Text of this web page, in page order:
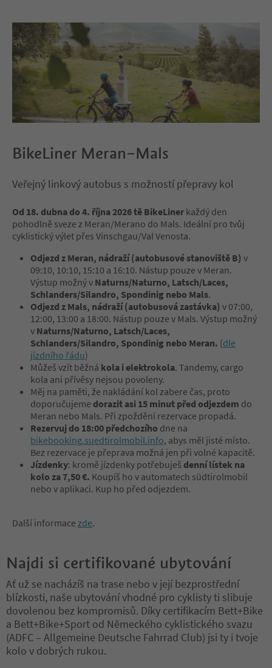
BikeLiner Meran–Mals
Veřejný linkový autobus s možností přepravy kol
Od 18. dubna do 4. října 2026 tě BikeLiner každý den
pohodlně sveze z Meran/Merano do Mals. Ideální pro tvůj
cyklistický výlet přes Vinschgau/Val Venosta.
Odjezd z Meran, nádraží (autobusové stanoviště B) v
09:10, 10:10, 15:10 a 16:10. Nástup pouze v Meran.
Výstup možný v Naturns/Naturno, Latsch/Laces,
Schlanders/Silandro, Spondinig nebo Mals.
Odjezd z Mals, nádraží (autobusová zastávka) v 07:00,
12:00, 13:00 a 18:00. Nástup pouze v Mals. Výstup možný
v Naturns/Naturno, Latsch/Laces,
Schlanders/Silandro, Spondinig nebo Meran. (dle
jízdního řádu)
Můžeš vzít běžná kola i elektrokola. Tandemy, cargo
kola ani přívěsy nejsou povoleny.
Měj na paměti, že nakládání kol zabere čas, proto
doporučujeme dorazit asi 15 minut před odjezdem do
Meran nebo Mals. Při zpoždění rezervace propadá.
Rezervuj do 18:00 předchozího dne na
bikebooking.suedtirolmobil.info, abys měl jisté místo.
Bez rezervace je přeprava možná jen při volné kapacitě.
Jízdenky: kromě jízdenky potřebuješ denní lístek na
kolo za 7,50 €. Koupíš ho v automatech südtirolmobil
nebo v aplikaci. Kup ho před odjezdem.
Další informace zde.
Najdi si certifikované ubytování
Ať už se nacházíš na trase nebo v její bezprostřední
blízkosti, naše ubytování vhodné pro cyklisty ti slibuje
dovolenou bez kompromisů. Díky certifikacím Bett+Bike
a Bett+Bike+Sport od Německého cyklistického svazu
(ADFC – Allgemeine Deutsche Fahrrad Club) jsi ty i tvoje
kolo v dobrých rukou.